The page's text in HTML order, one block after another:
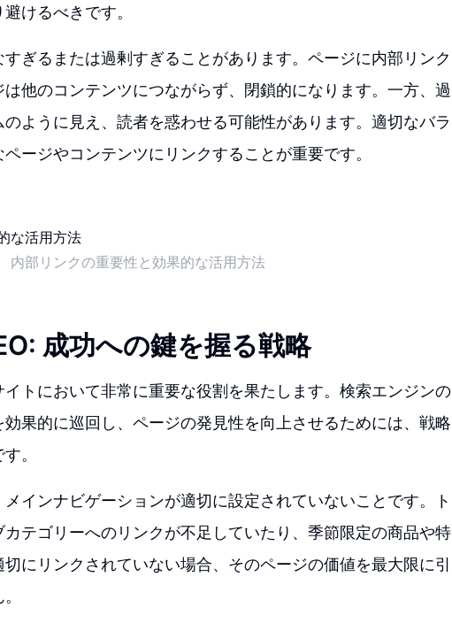
けるべきです。
ぎるまたは過剰すぎることがあります。ページに内部リンク
他のコンテンツにつながらず、閉鎖的になります。一方、過
ように見え、読者を惑わせる可能性があります。適切なバラ
ージやコンテンツにリンクすることが重要です。
内部リンクの重要性と効果的な活用方法
成功への鍵を握る戦略
トにおいて非常に重要な役割を果たします。検索エンジンの
果的に巡回し、ページの発見性を向上させるためには、戦略
。
インナビゲーションが適切に設定されていないことです。ト
カテゴリーへのリンクが不足していたり、季節限定の商品や特
にリンクされていない場合、そのページの価値を最大限に引